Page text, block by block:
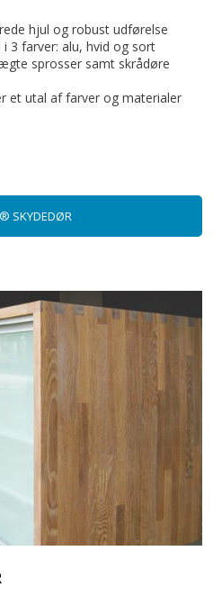
hjul og robust udførelse
3 farver: alu, hvid og sort
sprosser samt skrådøre
et utal af farver og materialer
SKYDEDØR